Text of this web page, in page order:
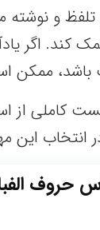
و نوشته
کند. اگر
ممکن
کاملی از
انتخاب این
حروف